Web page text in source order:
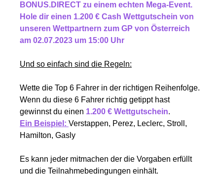
BONUS.DIRECT zu einem echten Mega-Event.
Hole dir einen 1.200 € Cash Wettgutschein von
unseren Wettpartnern zum GP von Österreich
am 02.07.2023 um 15:00 Uhr
Und so einfach sind die Regeln:
Wette die Top 6 Fahrer in der richtigen Reihenfolge.
Wenn du diese 6 Fahrer richtig getippt hast
gewinnst du einen 1.200 € Wettgutschein.
Ein Beispiel: Verstappen, Perez, Leclerc, Stroll,
Hamilton, Gasly
Es kann jeder mitmachen der die Vorgaben erfüllt
und die Teilnahmebedingungen einhält.